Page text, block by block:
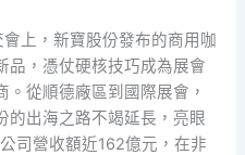
上，新寶股份發布的商用咖
品，憑仗硬核技巧成為展會
從順德廠區到國際展會，
的出海之路不竭延長，亮眼
司營收額近162億元，在非